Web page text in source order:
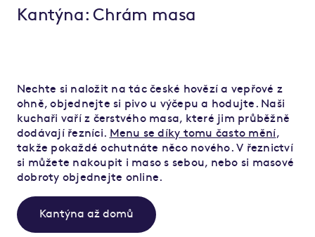
Kantýna: Chrám masa
Nechte si naložit na tác české hovězí a vepřové z
ohně, objednejte si pivo u výčepu a hodujte. Naši
kuchaři vaří z čerstvého masa, které jim průběžně
dodávají řezníci. Menu se díky tomu často mění ,
takže pokaždé ochutnáte něco nového. V řeznictví
si můžete nakoupit i maso s sebou, nebo si masové
dobroty objednejte online.
Kantýna až domů